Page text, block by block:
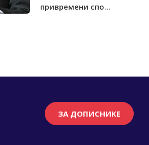
привремени спо...
ЗА ДОПИСНИКЕ